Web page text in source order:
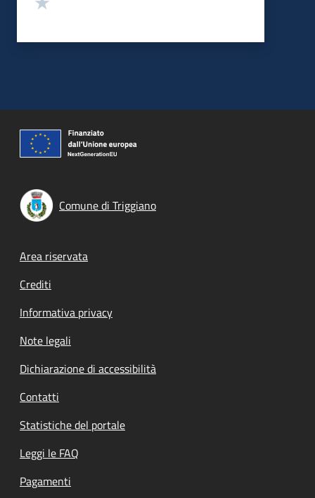
Comune di Triggiano
Footer menu
Area riservata
Crediti
Informativa privacy
Note legali
Dichiarazione di accessibilità
Contatti
Statistiche del portale
Leggi le FAQ
Pagamenti